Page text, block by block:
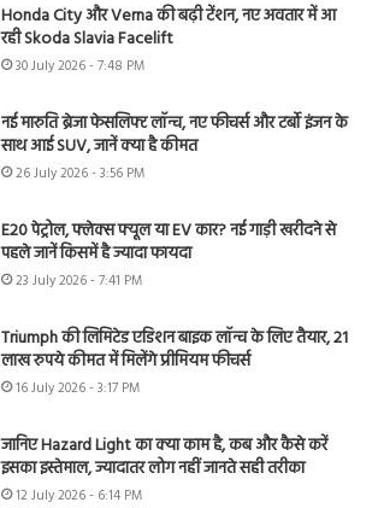
Honda City और Verna की बढ़ी टेंशन, नए अवतार में आ
रही Skoda Slavia Facelift
30 July 2026 - 7:48 PM
नई मारुति ब्रेजा फेसलिफ्ट लॉन्च, नए फीचर्स और टर्बो इंजन के
साथ आई SUV, जानें क्या है कीमत
26 July 2026 - 3:56 PM
E20 पेट्रोल, फ्लेक्स फ्यूल या EV कार? नई गाड़ी खरीदने से
पहले जानें किसमें है ज्यादा फायदा
23 July 2026 - 7:41 PM
Triumph की लिमिटेड एडिशन बाइक लॉन्च के लिए तैयार, 21
लाख रुपये कीमत में मिलेंगे प्रीमियम फीचर्स
16 July 2026 - 3:17 PM
जानिए Hazard Light का क्या काम है, कब और कैसे करें
इसका इस्तेमाल, ज्यादातर लोग नहीं जानते सही तरीका
12 July 2026 - 6:14 PM